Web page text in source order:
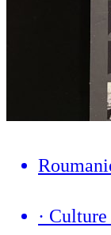
· Culture